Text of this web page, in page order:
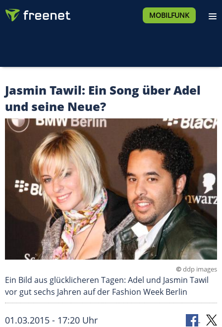
MOBILFUNK
Jasmin Tawil: Ein Song über Adel
und seine Neue?
©ddp images
Ein Bild aus glücklicheren Tagen: Adel und Jasmin Tawil
vor gut sechs Jahren auf der Fashion Week Berlin
01.03.2015 - 17:20 Uhr